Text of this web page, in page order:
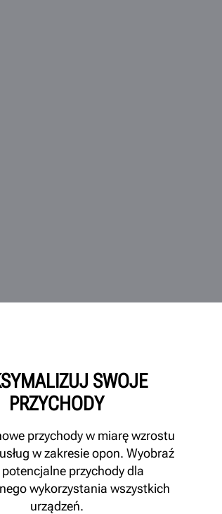
SWOJE
PRZYCHODY
przychody w miarę wzrostu
w zakresie opon. Wyobraź
przychody dla
wykorzystania wszystkich
urządzeń.